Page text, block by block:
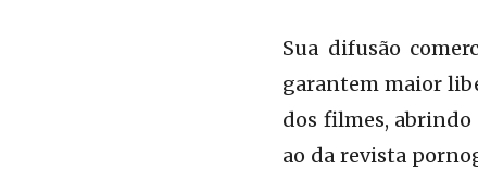
Sua difusão
garantem maior
dos filmes,
ao da revista